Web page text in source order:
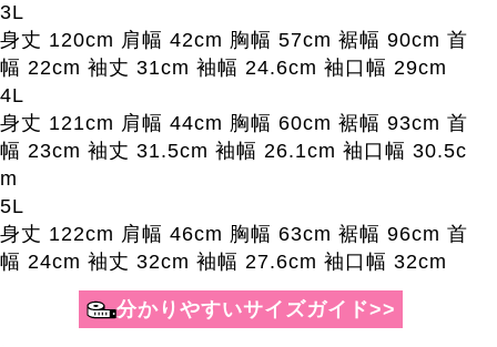
3L
身丈 120cm 肩幅 42cm 胸幅 57cm 裾幅 90cm 首
幅 22cm 袖丈 31cm 袖幅 24.6cm 袖口幅 29cm
4L
身丈 121cm 肩幅 44cm 胸幅 60cm 裾幅 93cm 首
幅 23cm 袖丈 31.5cm 袖幅 26.1cm 袖口幅 30.5c
m
5L
身丈 122cm 肩幅 46cm 胸幅 63cm 裾幅 96cm 首
幅 24cm 袖丈 32cm 袖幅 27.6cm 袖口幅 32cm
分かりやすいサイズガイド>>